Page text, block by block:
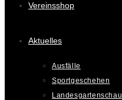
Vereinsshop
Aktuelles
Ausfälle
Sportgeschehen
Landesgartenschau